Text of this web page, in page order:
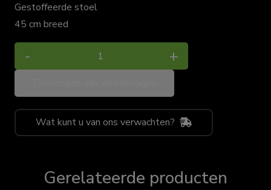
Gestoffeerde stoel
45 cm breed
Pavarotti
gestoffeeerd
aantal
- +
Wat kunt u van ons verwachten?
Gerelateerde producten